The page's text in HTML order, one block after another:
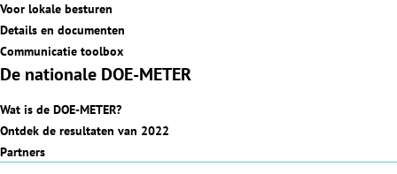
Voor lokale besturen
Details en documenten
Communicatie toolbox
De nationale DOE-METER
Wat is de DOE-METER?
Ontdek de resultaten van 2022
Partners